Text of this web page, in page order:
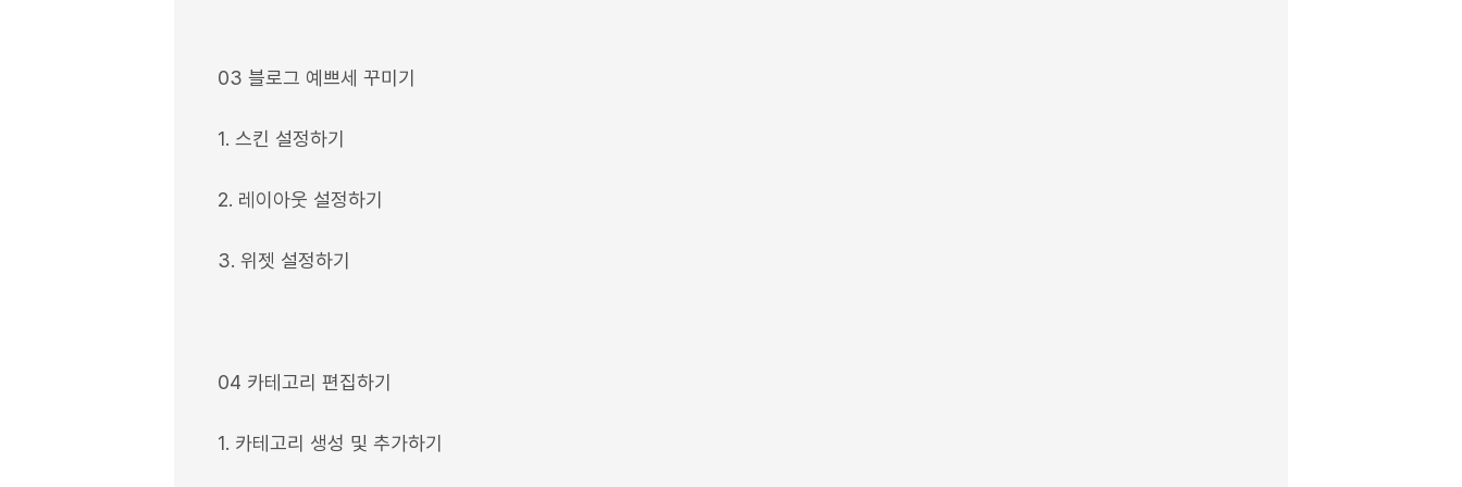
03 블로그 예쁘세 꾸미기
1. 스킨 설정하기
2. 레이아웃 설정하기
3. 위젯 설정하기
04 카테고리 편집하기
1. 카테고리 생성 및 추가하기